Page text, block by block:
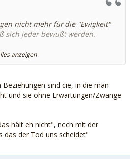
nicht mehr für die "Ewigkeit"
sich jeder bewußt werden.
einzugehen " es hält eh
anzeigen
Beziehungen sind die, in die man
und sie ohne Erwartungen/Zwänge
hält eh nicht", noch mit der
das der Tod uns scheidet"